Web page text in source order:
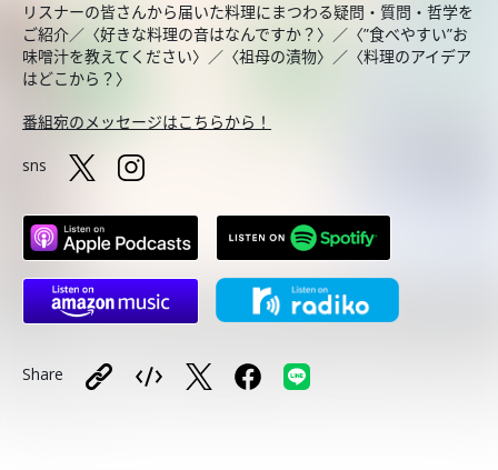
リスナーの皆さんから届いた料理にまつわる疑問・質問・哲学を
ご紹介／〈好きな料理の音はなんですか？〉／〈”食べやすい”お
味噌汁を教えてください〉／〈祖母の漬物〉／〈料理のアイデア
はどこから？〉
番組宛のメッセージはこちらから！
sns
Share